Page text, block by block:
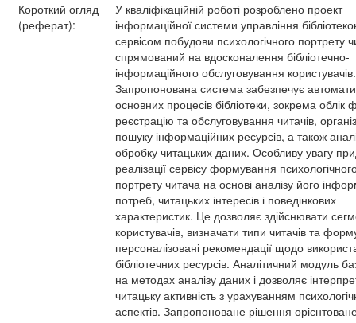
Короткий огляд
(реферат):
У кваліфікаційній роботі розроблено проект
інформаційної системи управління
сервісом побудови психологічного портрету
спрямований на вдосконалення бібліотечно-
інформаційного обслуговування користувачів.
Запропонована система забезпечує
основних процесів бібліотеки, зокрема облік
реєстрацію та обслуговування читачів,
пошуку інформаційних ресурсів, а також
обробку читацьких даних. Особливу увагу
реалізації сервісу формування
портрету читача на основі аналізу його
потреб, читацьких інтересів і поведінкових
характеристик. Це дозволяє здійснювати
користувачів, визначати типи читачів та
персоналізовані рекомендації щодо
бібліотечних ресурсів. Аналітичний модуль
на методах аналізу даних і дозволяє
читацьку активність з урахуванням
аспектів. Запропоноване рішення